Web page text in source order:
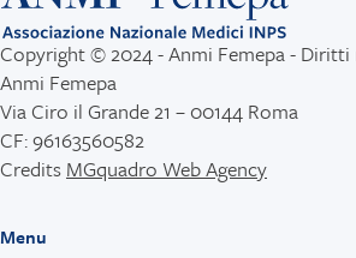
Copyright © 2024 - Anmi Femepa - Diritti
Anmi Femepa
Via Ciro il Grande 21 – 00144 Roma
CF: 96163560582
Credits MGquadro Web Agency
Menu